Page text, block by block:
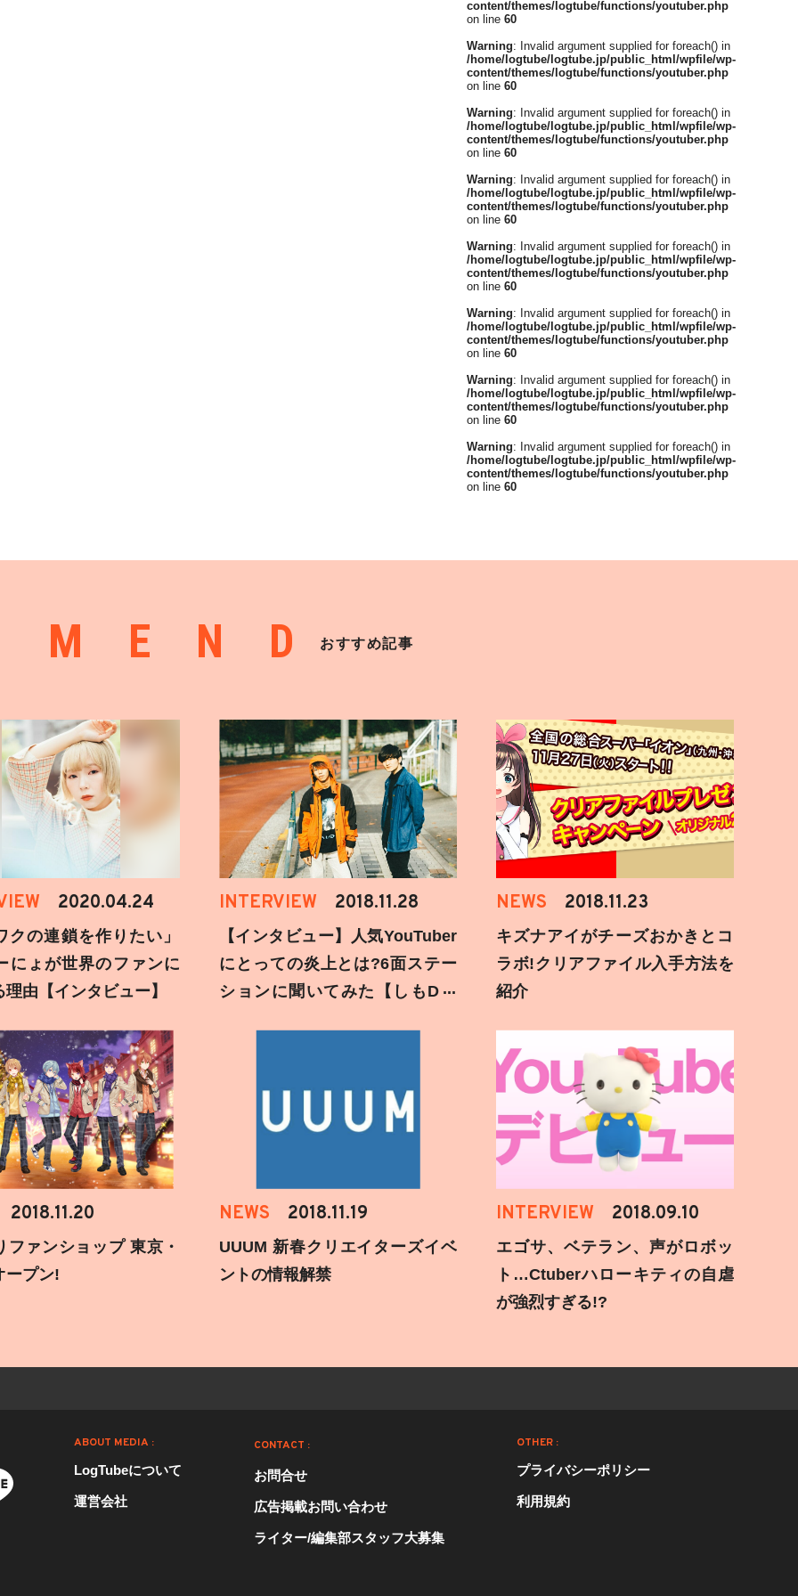
content/themes/logtube/functions/youtuber.php
on line 60
Warning: Invalid argument supplied for foreach() in
/home/logtube/logtube.jp/public_html/wpfile/wp-
content/themes/logtube/functions/youtuber.php
on line 60
Warning: Invalid argument supplied for foreach() in
/home/logtube/logtube.jp/public_html/wpfile/wp-
content/themes/logtube/functions/youtuber.php
on line 60
Warning: Invalid argument supplied for foreach() in
/home/logtube/logtube.jp/public_html/wpfile/wp-
content/themes/logtube/functions/youtuber.php
on line 60
Warning: Invalid argument supplied for foreach() in
/home/logtube/logtube.jp/public_html/wpfile/wp-
content/themes/logtube/functions/youtuber.php
on line 60
Warning: Invalid argument supplied for foreach() in
/home/logtube/logtube.jp/public_html/wpfile/wp-
content/themes/logtube/functions/youtuber.php
on line 60
Warning: Invalid argument supplied for foreach() in
/home/logtube/logtube.jp/public_html/wpfile/wp-
content/themes/logtube/functions/youtuber.php
on line 60
Warning: Invalid argument supplied for foreach() in
/home/logtube/logtube.jp/public_html/wpfile/wp-
content/themes/logtube/functions/youtuber.php
on line 60
おすすめ記事
2020.04.24
クの連鎖を作りたい」
にょが世界のファンに
由【インタビュー】
INTERVIEW 2018.11.28
【インタビュー】人気YouTuber
にとっての炎上とは?6面ステー
ションに聞いてみた【しもD遅
NEWS 2018.11.23
キズナアイがチーズおかきとコ
ラボ!クリアファイル入手方法を
紹介
2018.11.20
ファンショップ 東京・
ープン!
NEWS 2018.11.19
UUUM 新春クリエイターズイベ
ントの情報解禁
INTERVIEW 2018.09.10
エゴサ、ベテラン、声がロボッ
ト…Ctuberハローキティの自虐
が強烈すぎる!?
ABOUT MEDIA :
LogTubeについて
運営会社
CONTACT :
お問合せ
広告掲載お問い合わせ
ライター/編集部スタッフ大募集
OTHER :
プライバシーポリシー
利用規約